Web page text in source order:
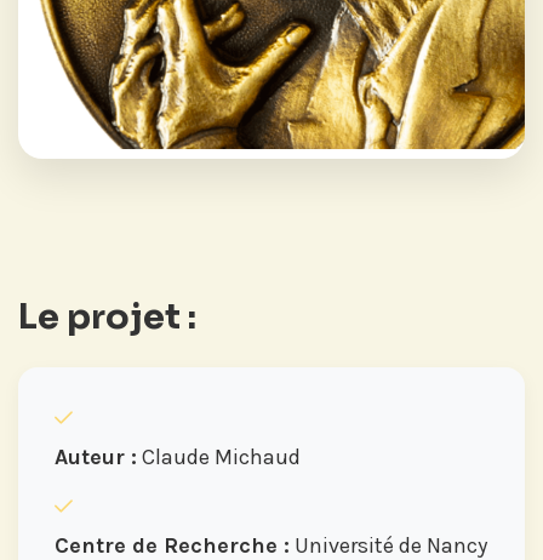
Le projet :
Auteur : Claude Michaud
Centre de Recherche : Université de Nancy